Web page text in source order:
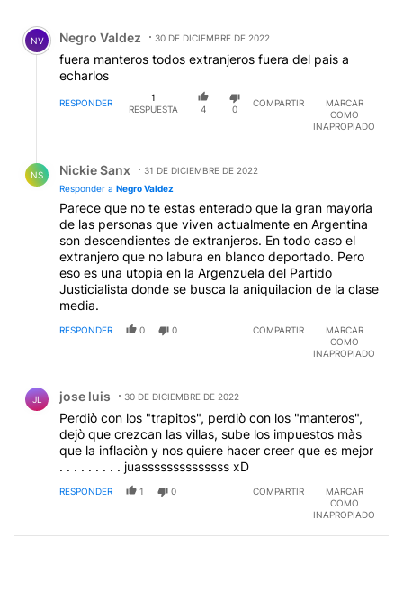
Comentario de Negro Valdez.
NV Negro Valdez 30 DE DICIEMBRE DE 2022
fuera manteros todos extranjeros fuera del pais a
echarlos
RESPONDER
1
RESPUESTA
4 0
COMPARTIR
MARCAR
COMO
INAPROPIADO
NS Nickie Sanx
31 DE DICIEMBRE DE 2022
Responder a Negro Valdez
Parece que no te estas enterado que la gran mayoria
de las personas que viven actualmente en Argentina
son descendientes de extranjeros. En todo caso el
extranjero que no labura en blanco deportado. Pero
eso es una utopia en la Argenzuela del Partido
Justicialista donde se busca la aniquilacion de la clase
media.
RESPONDER 0 0 COMPARTIR
MARCAR
COMO
INAPROPIADO
JL jose luis 30 DE DICIEMBRE DE 2022
Perdiò con los "trapitos", perdiò con los "manteros",
dejò que crezcan las villas, sube los impuestos màs
que la inflaciòn y nos quiere hacer creer que es mejor
. . . . . . . . . juassssssssssssss xD
RESPONDER 1 0 COMPARTIR
MARCAR
COMO
INAPROPIADO